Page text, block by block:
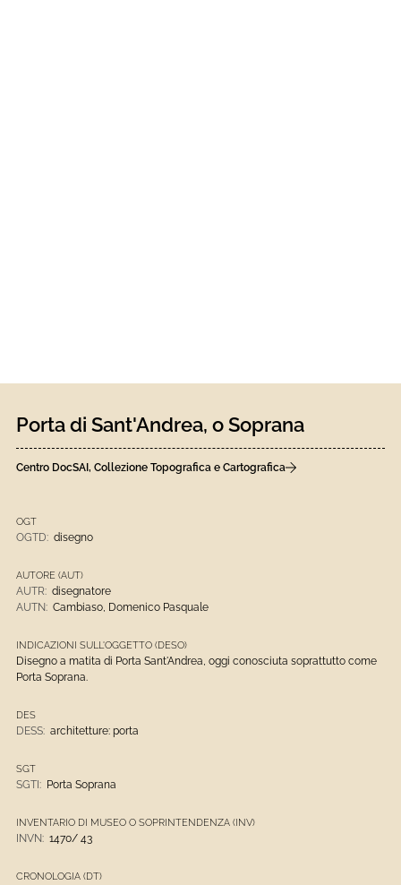
Porta di Sant'Andrea, o Soprana
Centro DocSAI, Collezione Topografica e Cartografica
OGT
OGTD: disegno
AUTORE (AUT)
AUTR: disegnatore
AUTN: Cambiaso, Domenico Pasquale
INDICAZIONI SULL'OGGETTO (DESO)
Disegno a matita di Porta Sant'Andrea, oggi conosciuta soprattutto come
Porta Soprana.
DES
DESS: architetture: porta
SGT
SGTI: Porta Soprana
INVENTARIO DI MUSEO O SOPRINTENDENZA (INV)
INVN: 1470/ 43
CRONOLOGIA (DT)